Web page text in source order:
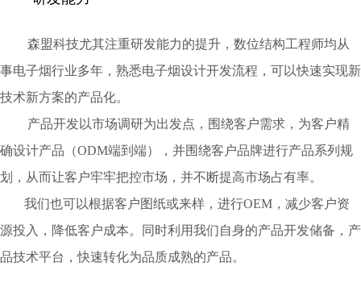
森盟科技尤其注重研发能力的提升，数位结构工程师均从
事电子烟行业多年，熟悉电子烟设计开发流程，可以快速实现新
技术新方案的产品化。
产品开发以市场调研为出发点，围绕客户需求，为客户精
确设计产品（ODM端到端），并围绕客户品牌进行产品系列规
划，从而让客户牢牢把控市场，并不断提高市场占有率。
我们也可以根据客户图纸或来样，进行OEM，减少客户资
源投入，降低客户成本。同时利用我们自身的产品开发储备，产
品技术平台，快速转化为品质成熟的产品。